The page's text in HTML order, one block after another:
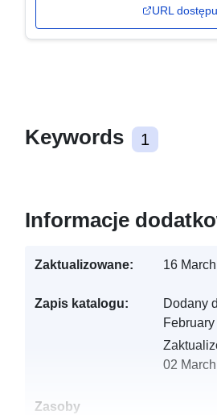
URL dostępu
Keywords 1
Informacje
Zaktualizowane: 16
Zapis katalogu: Dodany
02
Zasoby